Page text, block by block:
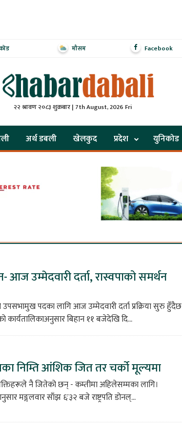
मौसम Facebook
२२ श्रावण २०८३ शुक्रबार | 7th August, 2026 Fri
अर्थ डबली खेलकुद प्रदेश युनिकोड
आज उम्मेदवारी दर्ता, रास्वपाको समर्थन
उपसभामुख पदका लागि आज उम्मेदवारी दर्ता प्रक्रिया सुरु
बिहान ११ बजेदेखि दि...
निम्ति आंशिक जित तर चर्को मूल्यमा
नै जितेको छन् - कम्तीमा अहिलेसम्मका लागि।
मङ्गलवार साँझ ६ः३२ बजे राष्ट्रपति डोनल्...